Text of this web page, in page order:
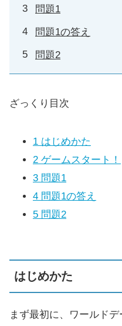
問題1
問題1の答え
問題2
ざっくり目次
1 はじめかた
2 ゲームスタート！
3 問題1
4 問題1の答え
5 問題2
はじめかた
まず最初に、ワールド